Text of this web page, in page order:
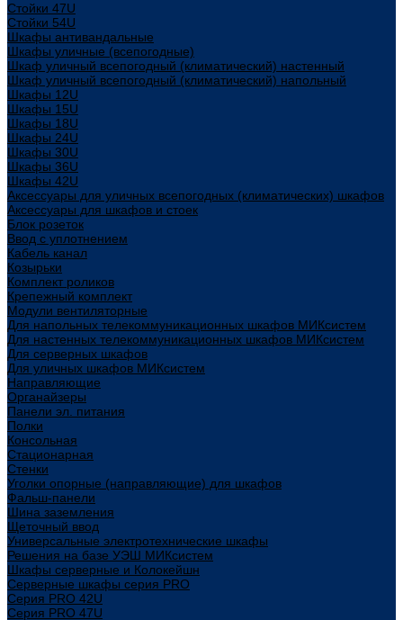
Стойки 47U
Стойки 54U
Шкафы антивандальные
Шкафы уличные (всепогодные)
Шкаф уличный всепогодный (климатический) настенный
Шкаф уличный всепогодный (климатический) напольный
Шкафы 12U
Шкафы 15U
Шкафы 18U
Шкафы 24U
Шкафы 30U
Шкафы 36U
Шкафы 42U
Аксессуары для уличных всепогодных (климатических) шкафов
Аксессуары для шкафов и стоек
Блок розеток
Ввод с уплотнением
Кабель канал
Козырьки
Комплект роликов
Крепежный комплект
Модули вентиляторные
Для напольных телекоммуникационных шкафов МИКсистем
Для настенных телекоммуникационных шкафов МИКсистем
Для серверных шкафов
Для уличных шкафов МИКсистем
Направляющие
Органайзеры
Панели эл. питания
Полки
Консольная
Стационарная
Стенки
Уголки опорные (направляющие) для шкафов
Фальш-панели
Шина заземления
Щеточный ввод
Универсальные электротехнические шкафы
Решения на базе УЭШ МИКсистем
Шкафы серверные и Колокейшн
Серверные шкафы серия PRO
Серия PRO 42U
Серия PRO 47U